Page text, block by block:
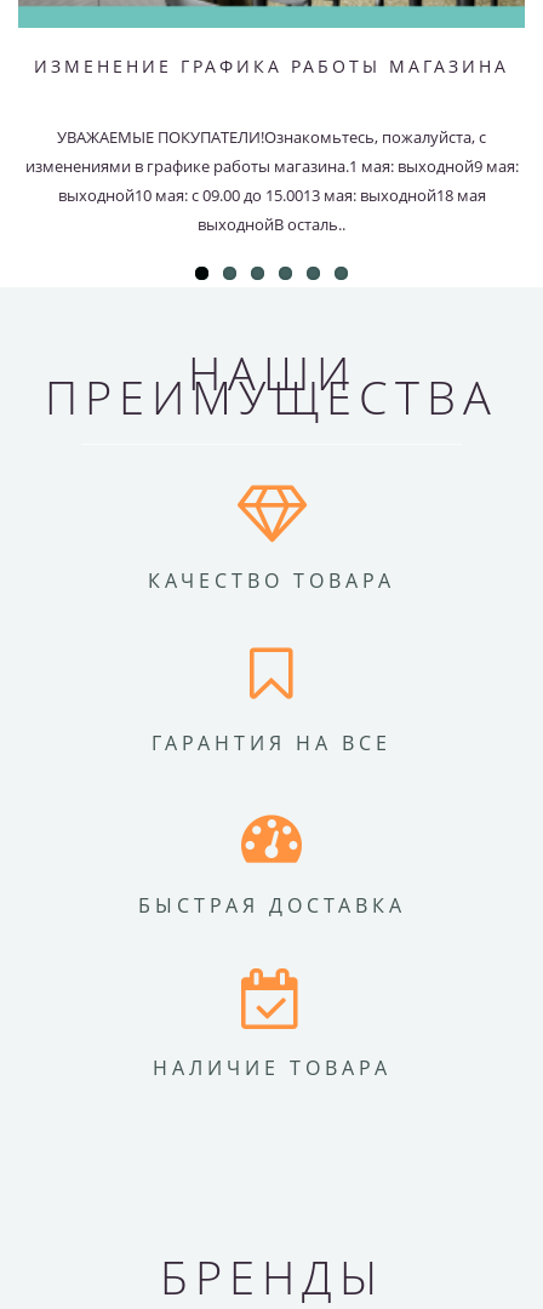
ИЗМЕНЕНИЕ ГРАФИКА РАБОТЫ МАГАЗИНА
УВАЖАЕМЫЕ ПОКУПАТЕЛИ!Ознакомьтесь, пожалуйста, с
изменениями в графике работы магазина.1 мая: выходной9 мая:
выходной10 мая: с 09.00 до 15.0013 мая: выходной18 мая
выходнойВ осталь..
НАШИ
ПРЕИМУЩЕСТВА
КАЧЕСТВО ТОВАРА
ГАРАНТИЯ НА ВСЕ
БЫСТРАЯ ДОСТАВКА
НАЛИЧИЕ ТОВАРА
БРЕНДЫ